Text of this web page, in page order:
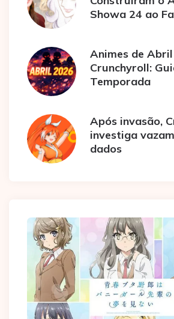
Showa 24 ao
Animes de
Crunchyroll:
Temporada
Após invasão,
investiga
dados